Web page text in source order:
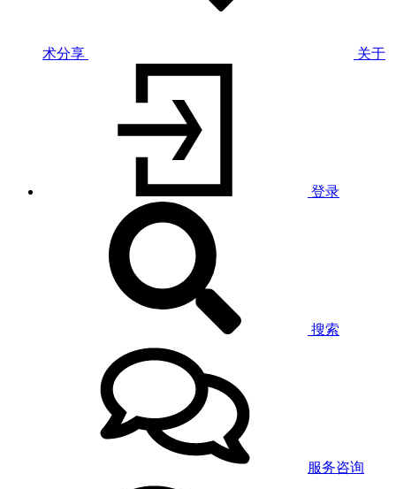
术分享 关于
登录
搜索
服务咨询